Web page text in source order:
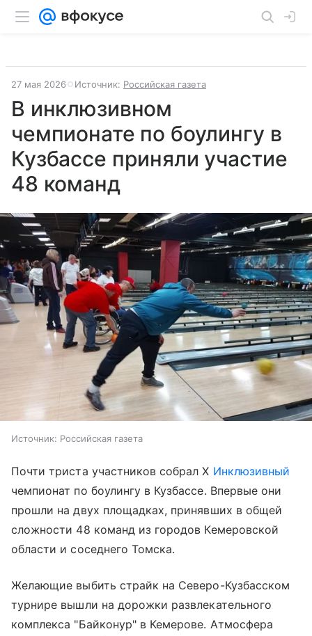
27 мая 2026 Источник: Российская газета
В инклюзивном
чемпионате по боулингу в
Кузбассе приняли участие
48 команд
Источник: Российская газета
Почти триста участников собрал X Инклюзивный
чемпионат по боулингу в Кузбассе. Впервые они
прошли на двух площадках, принявших в общей
сложности 48 команд из городов Кемеровской
области и соседнего Томска.
Желающие выбить страйк на Северо-Кузбасском
турнире вышли на дорожки развлекательного
комплекса "Байконур" в Кемерове. Атмосфера